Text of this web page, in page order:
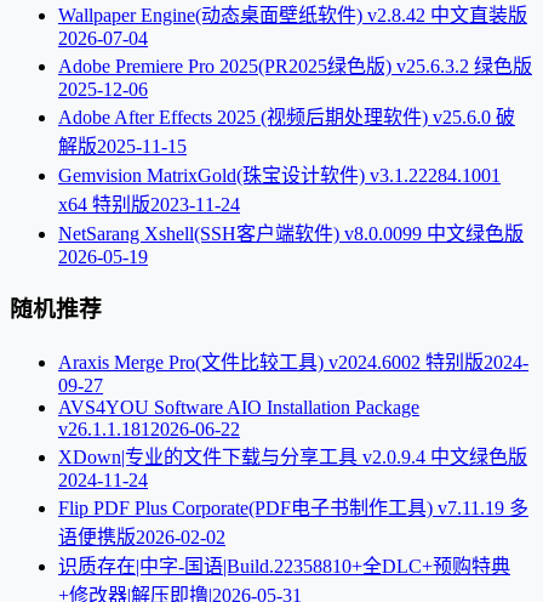
Wallpaper Engine(动态桌面壁纸软件) v2.8.42 中文直装版
2026-07-04
Adobe Premiere Pro 2025(PR2025绿色版) v25.6.3.2 绿色版
2025-12-06
Adobe After Effects 2025 (视频后期处理软件) v25.6.0 破
解版2025-11-15
Gemvision MatrixGold(珠宝设计软件) v3.1.22284.1001
x64 特别版2023-11-24
NetSarang Xshell(SSH客户端软件) v8.0.0099 中文绿色版
2026-05-19
随机推荐
Araxis Merge Pro(文件比较工具) v2024.6002 特别版2024-
09-27
AVS4YOU Software AIO Installation Package
v26.1.1.181 2026-06-22
XDown|专业的文件下载与分享工具 v2.0.9.4 中文绿色版
2024-11-24
Flip PDF Plus Corporate(PDF电子书制作工具) v7.11.19 多
语便携版2026-02-02
识质存在|中字-国语|Build.22358810+全DLC+预购特典
+修改器|解压即撸|2026-05-31